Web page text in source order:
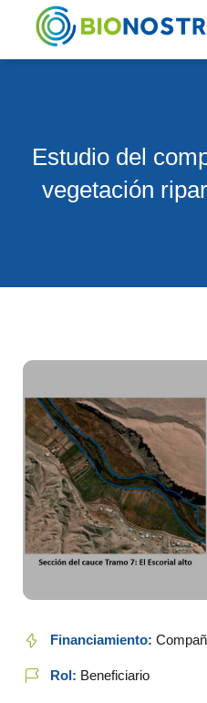
Estudio del
vegetación
Financiamiento:
Rol: Beneficiario